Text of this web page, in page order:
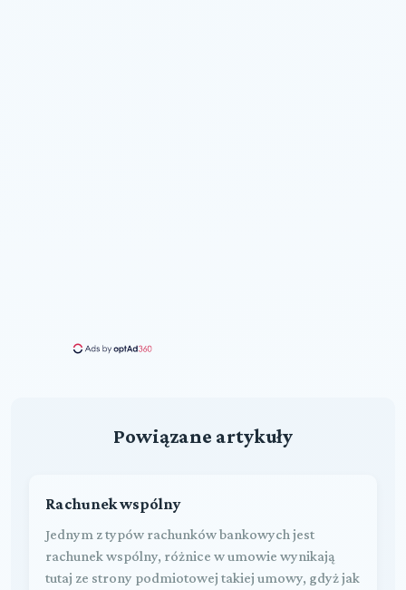
Powiązane artykuły
Rachunek wspólny
Jednym z typów rachunków bankowych jest
rachunek wspólny, różnice w umowie wynikają
tutaj ze strony podmiotowej takiej umowy, gdyż jak